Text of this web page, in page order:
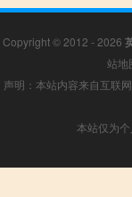
Copyright © 2012 - 2026
站地
声明：本站内容来自互联
本站仅为